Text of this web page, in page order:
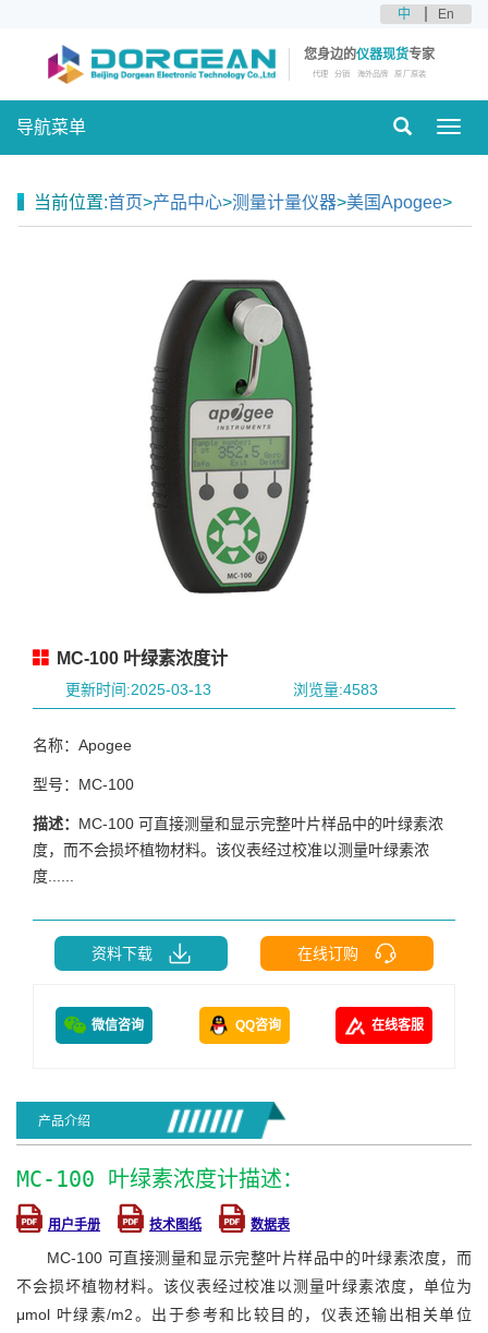
中 En
您身边的仪器现货专家
代理 分销 海外品牌 原厂原装
导航菜单
当前位置:首页>产品中心>测量计量仪器>美国Apogee>
MC-100 叶绿素浓度计
更新时间:2025-03-13 浏览量:4583
名称：Apogee
型号：MC-100
描述： MC-100 可直接测量和显示完整叶片样品中的叶绿素浓
度，而不会损坏植物材料。该仪表经过校准以测量叶绿素浓
度......
资料下载 在线订购
微信咨询 QQ咨询 在线客服
产品介绍
MC-100 叶绿素浓度计描述：
用户手册 技术图纸 数据表
MC-100 可直接测量和显示完整叶片样品中的叶绿素浓度，而
不会损坏植物材料。该仪表经过校准以测量叶绿素浓度，单位为
μmol 叶绿素/m2。出于参考和比较目的，仪表还输出相关单位